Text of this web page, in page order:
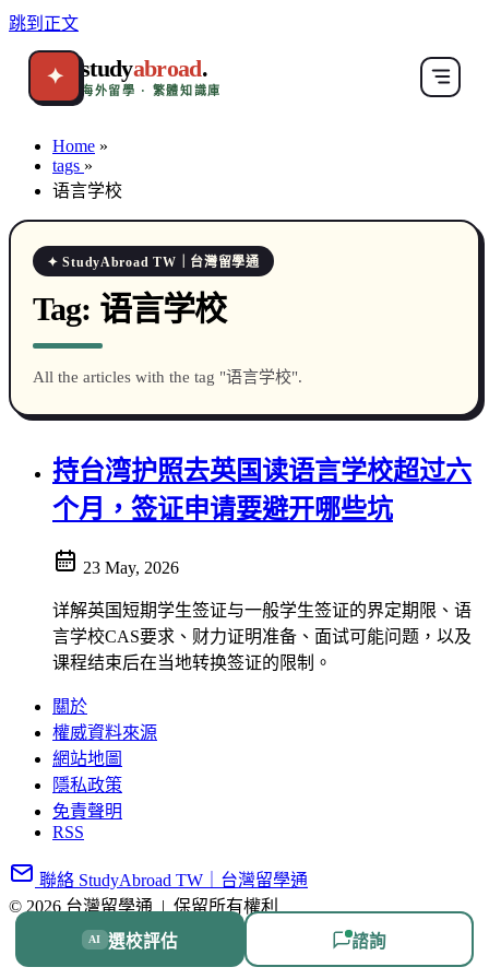
跳到正文
✦ studyabroad.
海外留學 · 繁體知識庫
Home »
tags »
语言学校
✦ StudyAbroad TW｜台灣留學通
Tag: 语言学校
All the articles with the tag "语言学校".
持台湾护照去英国读语言学校超过六
个月，签证申请要避开哪些坑
23 May, 2026
详解英国短期学生签证与一般学生签证的界定期限、语
言学校CAS要求、财力证明准备、面试可能问题，以及
课程结束后在当地转换签证的限制。
關於
權威資料來源
網站地圖
隱私政策
免責聲明
RSS
聯絡 StudyAbroad TW｜台灣留學通
© 2026 台灣留學通 | 保留所有權利
AI 選校評估 諮詢